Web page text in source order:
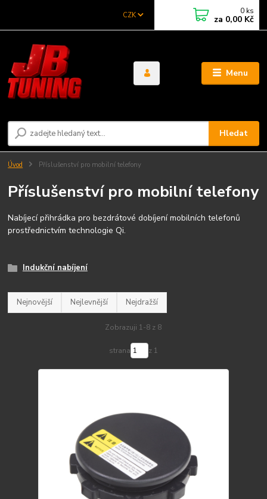
Menu
CZK
Hledat
0 ks
za 0,00 Kč
Úvod Příslušenství pro mobilní telefony
Příslušenství pro mobilní telefony
Nabíjecípřihrádka pro bezdrátové dobíjenímobilních telefonů
prostřednictvím technologie Qi.
Indukční nabíjení
Nejnovější Nejlevnější Nejdražší
Zobrazuji 1-8 z 8
strana z 1